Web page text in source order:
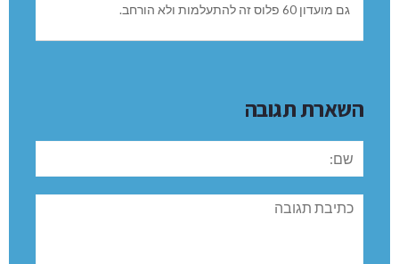
גם מועדון 60 פלוס זה להתעלמות ולא הורחב.
השארת תגובה
שם:
תגובה